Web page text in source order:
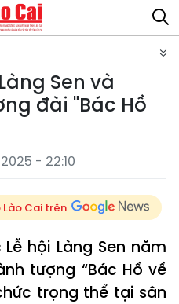
Sen và
đài "Bác Hồ
- 22:10
Lào Cai trên
hội Làng Sen năm
tượng “Bác Hồ về
trọng thể tại sân